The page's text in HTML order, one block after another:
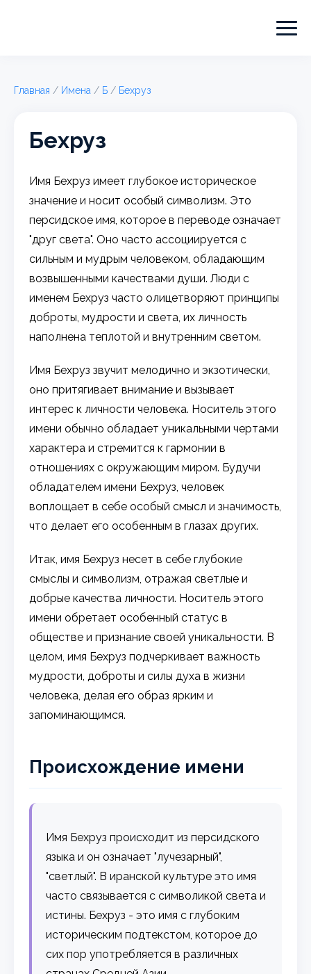
Главная / Имена / Б / Бехруз
Бехруз
Имя Бехруз имеет глубокое историческое
значение и носит особый символизм. Это
персидское имя, которое в переводе означает
"друг света". Оно часто ассоциируется с
сильным и мудрым человеком, обладающим
возвышенными качествами души. Люди с
именем Бехруз часто олицетворяют принципы
доброты, мудрости и света, их личность
наполнена теплотой и внутренним светом.
Имя Бехруз звучит мелодично и экзотически,
оно притягивает внимание и вызывает
интерес к личности человека. Носитель этого
имени обычно обладает уникальными чертами
характера и стремится к гармонии в
отношениях с окружающим миром. Будучи
обладателем имени Бехруз, человек
воплощает в себе особый смысл и значимость,
что делает его особенным в глазах других.
Итак, имя Бехруз несет в себе глубокие
смыслы и символизм, отражая светлые и
добрые качества личности. Носитель этого
имени обретает особенный статус в
обществе и признание своей уникальности. В
целом, имя Бехруз подчеркивает важность
мудрости, доброты и силы духа в жизни
человека, делая его образ ярким и
запоминающимся.
Происхождение имени
Имя Бехруз происходит из персидского
языка и он означает "лучезарный",
"светлый". В иранской культуре это имя
часто связывается с символикой света и
истины. Бехруз - это имя с глубоким
историческим подтекстом, которое до
сих пор употребляется в различных